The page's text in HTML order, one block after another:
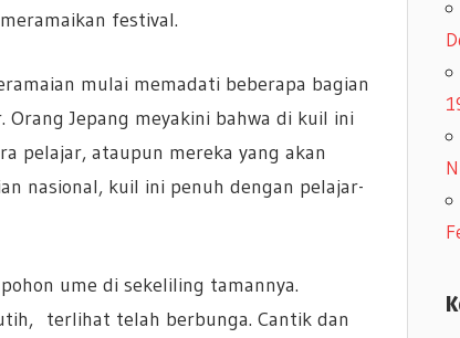
festival.
mulai memadati beberapa bagian
Jepang meyakini bahwa di kuil ini
pelajar, ataupun mereka yang akan
nasional, kuil ini penuh dengan pelajar-
ume di sekeliling tamannya.
terlihat telah berbunga. Cantik dan